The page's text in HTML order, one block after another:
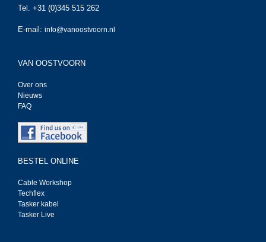
Tel. +31 (0)345 515 262
E-mail: info@vanoostvoorn.nl
VAN OOSTVOORN
Over ons
Nieuws
FAQ
BESTEL ONLINE
Cable Workshop
Techflex
Tasker kabel
Tasker Live